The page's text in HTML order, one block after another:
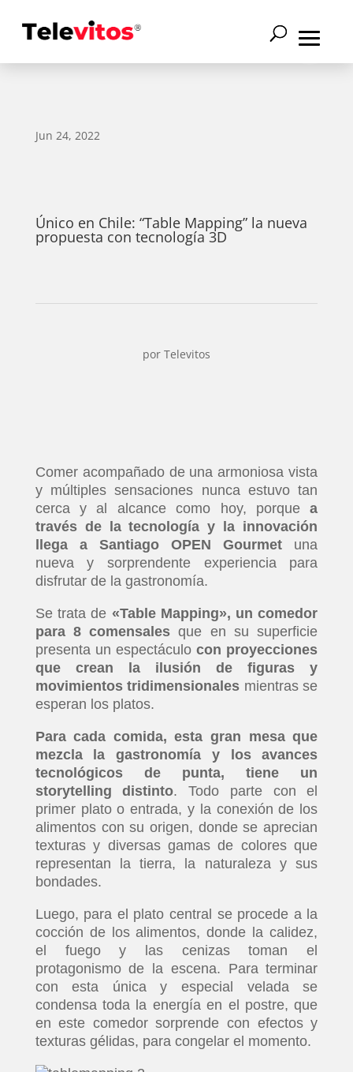
Jun 24, 2022
Único en Chile: “Table Mapping” la nueva
propuesta con tecnología 3D
por Televitos
Comer acompañado de una armoniosa vista
y múltiples sensaciones nunca estuvo tan
cerca y al alcance como hoy, porquea
través de la tecnología y la innovación
llega a Santiago OPEN Gourmet una
nueva y sorprendente experiencia para
disfrutar de la gastronomía.
Se trata de «Table Mapping», un comedor
para 8 comensales que en su superficie
presenta un espectáculocon proyecciones
que crean la ilusión de figuras y
movimientos tridimensionales mientras se
esperan los platos.
Para cada comida, esta gran mesa que
mezcla la gastronomía y los avances
tecnológicos de punta, tiene un
storytelling distinto. Todo parte con el
primer plato o entrada, y la conexión de los
alimentos con su origen, donde se aprecian
texturas y diversas gamas de colores que
representan la tierra, la naturaleza y sus
bondades.
Luego, para el plato central se procede a la
cocción de los alimentos, donde la calidez,
el fuego y las cenizas toman el
protagonismo de la escena. Para terminar
con esta única y especial velada se
condensa toda la energía en el postre, que
en este comedor sorprende con efectos y
texturas gélidas, para congelar el momento.